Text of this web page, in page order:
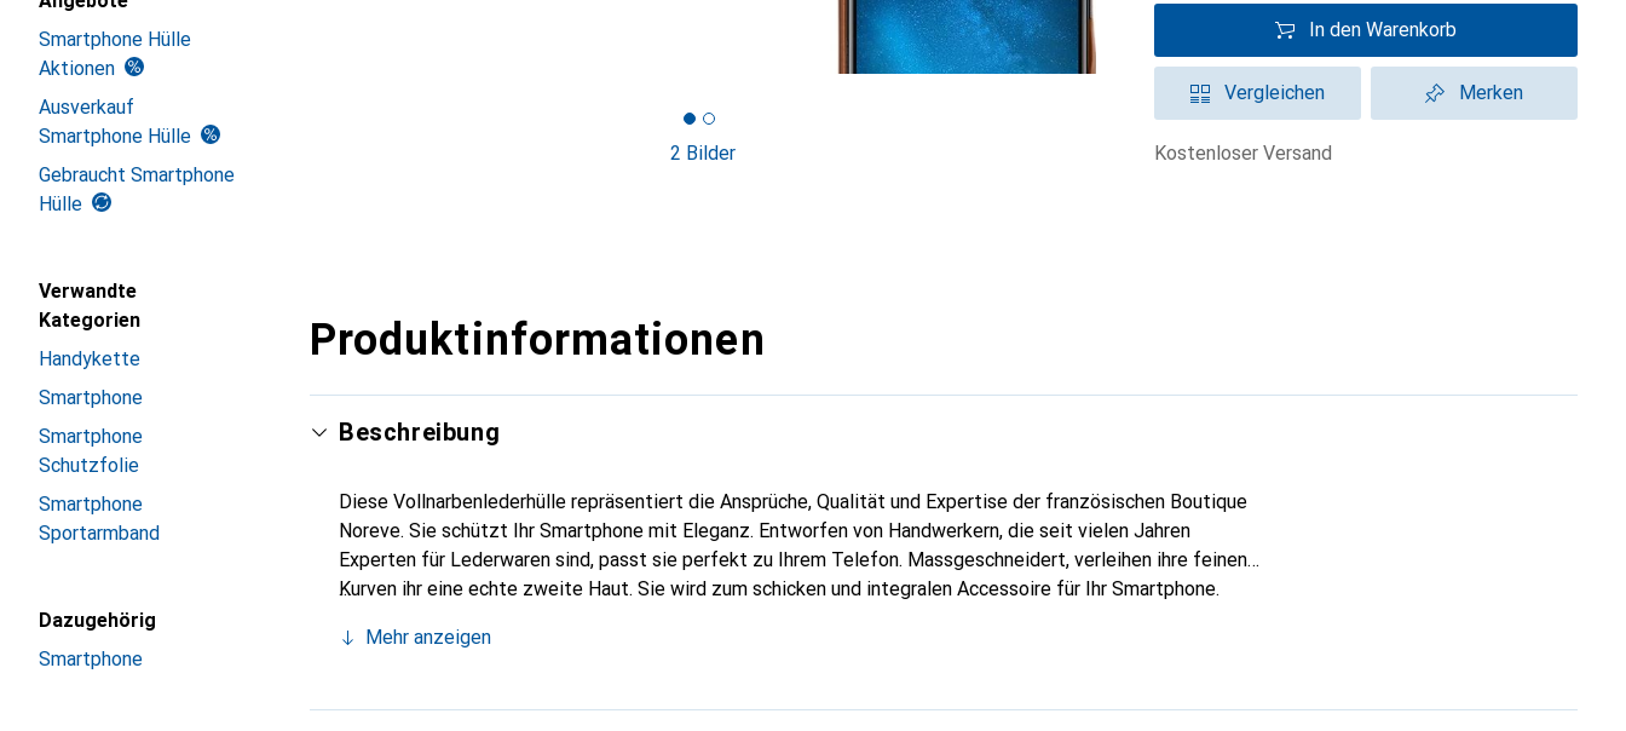
Smartphone Hülle
Aktionen
Ausverkauf
Smartphone Hülle
Gebraucht Smartphone
Hülle
Verwandte
Kategorien
Handykette
Smartphone
Smartphone
Schutzfolie
Smartphone
Sportarmband
Dazugehörig
Smartphone
2 Bilder
In den Warenkorb
Vergleichen Merken
kostenloser Versand
Produktinformationen
Beschreibung
Diese Vollnarbenlederhülle repräsentiert die Ansprüche, Qualität und Expertise der französischen Boutique
Noreve. Sie schützt Ihr Smartphone mit Eleganz. Entworfen von Handwerkern, die seit vielen Jahren
Experten für Lederwaren sind, passt sie perfekt zu Ihrem Telefon. Massgeschneidert, verleihen ihre feinen
Kurven ihr eine echte zweite Haut. Sie wird zum schicken und integralen Accessoire für Ihr Smartphone.
anspruchsvolle Kundschaft.
Mehr anzeigen